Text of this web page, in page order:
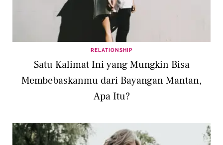
RELATIONSHIP
Satu Kalimat Ini yang Mungkin Bisa
Membebaskanmu dari Bayangan Mantan,
Apa Itu?